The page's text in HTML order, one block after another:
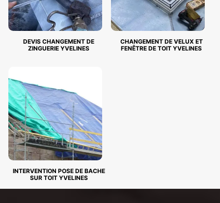
DEVIS CHANGEMENT DE
ZINGUERIE YVELINES
CHANGEMENT DE VELUX ET
FENÊTRE DE TOIT YVELINES
INTERVENTION POSE DE BACHE
SUR TOIT YVELINES